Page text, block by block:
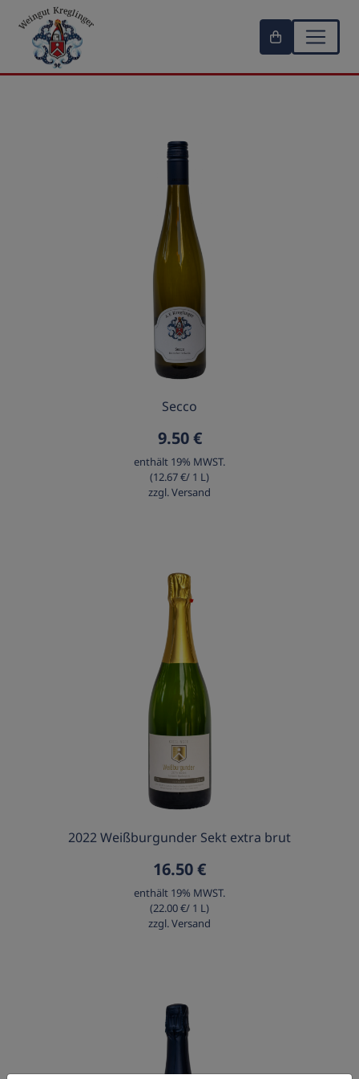
Detailansicht
Secco
9.50 €
enthält 19% MWST.
(12.67 €/ 1 L)
zzgl. Versand
Detailansicht
2022 Weißburgunder Sekt extra brut
16.50 €
enthält 19% MWST.
(22.00 €/ 1 L)
zzgl. Versand